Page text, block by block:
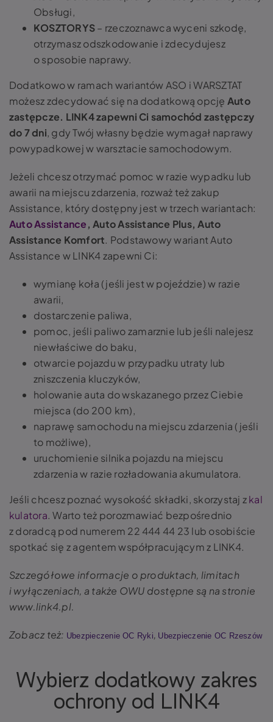
Obsługi,
KOSZTORYS– rzeczoznawca wyceni szkodę,
otrzymasz odszkodowanie i zdecydujesz
o sposobie naprawy.
Dodatkowo w ramach wariantów ASO i WARSZTAT
możesz zdecydować się na dodatkową opcję Auto
zastępcze. LINK4 zapewni Ci samochód zastępczy
do 7 dni, gdy Twój własny będzie wymagał naprawy
powypadkowej w warsztacie samochodowym.
Jeżeli chcesz otrzymać pomoc w razie wypadku lub
awarii na miejscu zdarzenia, rozważ też zakup
Assistance, który dostępny jest w trzech wariantach:
Auto Assistance, Auto Assistance Plus, Auto
Assistance Komfort. Podstawowy wariant Auto
Assistance w LINK4 zapewni Ci:
wymianę koła (jeśli jest w pojeździe) w razie
awarii,
dostarczenie paliwa,
pomoc, jeśli paliwo zamarznie lub jeśli nalejesz
niewłaściwe do baku,
otwarcie pojazdu w przypadku utraty lub
zniszczenia kluczyków,
holowanie auta do wskazanego przez Ciebie
miejsca (do 200 km),
naprawę samochodu na miejscu zdarzenia (jeśli
to możliwe),
uruchomienie silnika pojazdu na miejscu
zdarzenia w razie rozładowania akumulatora.
Jeśli chcesz poznać wysokość składki, skorzystaj zkal
kulatora. Warto też porozmawiać bezpośrednio
z doradcą pod numerem 22 444 44 23 lub osobiście
spotkać się z agentem współpracującym z LINK4.
Szczegółowe informacje o produktach, limitach
i wyłączeniach, a także OWU dostępne są na stronie
www.link4.pl.
Zobacz też: Ubezpieczenie OC Ryki, Ubezpieczenie OC Rzeszów
Wybierz dodatkowy zakres
ochrony od LINK4